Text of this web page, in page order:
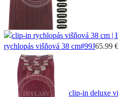
rychlopás višňová 38 cm#99J65.99 €
clip-in deluxe